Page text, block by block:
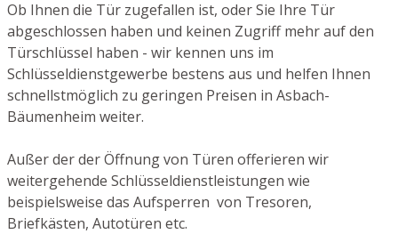
Ob Ihnen die Tür zugefallen ist, oder Sie Ihre Tür
abgeschlossen haben und keinen Zugriff mehr auf den
Türschlüssel haben - wir kennen uns im
Schlüsseldienstgewerbe bestens aus und helfen Ihnen
schnellstmöglich zu geringen Preisen in Asbach-
Bäumenheim weiter.
Außer der der Öffnung von Türen offerieren wir
weitergehende Schlüsseldienstleistungen wie
beispielsweise das Aufsperren von Tresoren,
Briefkästen, Autotüren etc.